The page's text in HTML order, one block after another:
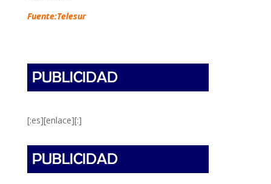
Fuente:Telesur
[:es][enlace][:]